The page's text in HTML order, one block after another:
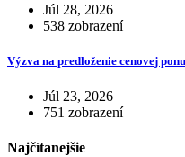
Júl 28, 2026
538 zobrazení
Výzva na predloženie cenovej
Júl 23, 2026
751 zobrazení
Najčítanejšie